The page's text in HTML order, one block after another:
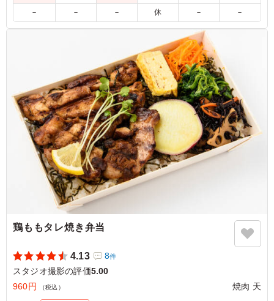
5.0
大好きな鯖と唐揚げが一度に味わえる贅沢なお弁当。鯖は
旨味が凝縮されていて、唐揚げは冷めてもジューシーさが
保たれています。ボリューム満点でお腹いっぱい、元気が
もらえる大満足のメニューでした。
ご利用シーン：ロケ・撮影›スタジオ撮影
東京都世田谷区野沢2026/06/15
－ － － 休 － －
鶏ももタレ焼き弁当
4.13 8件
スタジオ撮影の評価5.00
960円
（税込） 焼肉 天